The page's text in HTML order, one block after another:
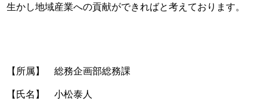
生かし地域産業への貢献ができればと考えております。
【所属】 総務企画部総務課
【氏名】 小松泰人